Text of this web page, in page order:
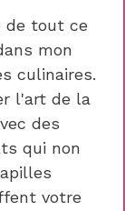
de tout ce
mon
culinaires.
l'art de la
des
qui non
votre